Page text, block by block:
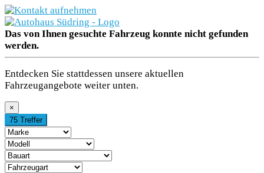
Marken
Fahrzeugbestand
Aktionen
Gewerbekunden
E-Mobilität
Das von Ihnen gesuchte Fahrzeug konnte nicht gefunden
werden.
Entdecken Sie stattdessen unsere aktuellen
Fahrzeugangebote weiter unten.
×
75 Treffer